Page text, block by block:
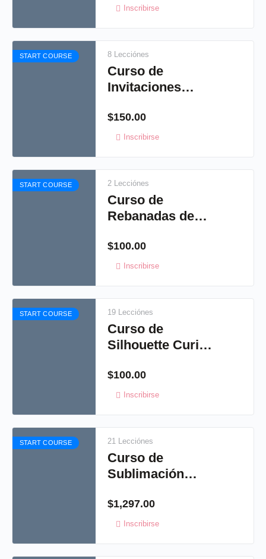
Inscribirse
START COURSE 8 Lecciónes
Curso de
Invitaciones
$150.00
Inscribirse
START COURSE 2 Lecciónes
Curso de
Rebanadas de
$100.00
Inscribirse
START COURSE 19 Lecciónes
Curso de
Silhouette Curio
$100.00
Inscribirse
START COURSE 21 Lecciónes
Curso de
Sublimación
$1,297.00
Inscribirse